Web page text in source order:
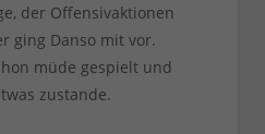
der Offensivaktionen
ging Danso mit vor.
müde gespielt und
zustande.